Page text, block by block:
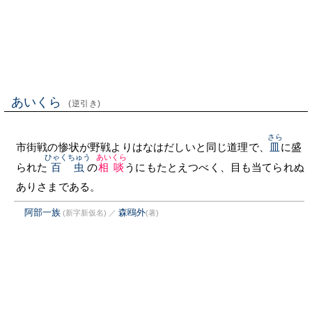
あいくら (逆引き)
市街戦の惨状が野戦よりはなはだしいと同じ道理で、 皿
さら
に盛
られた 百虫
ひゃくちゅう
の相啖
あいくら
うにもたとえつべく、目も当てられぬ
ありさまである。
阿部一族 (新字新仮名) ／ 森鴎外(著)